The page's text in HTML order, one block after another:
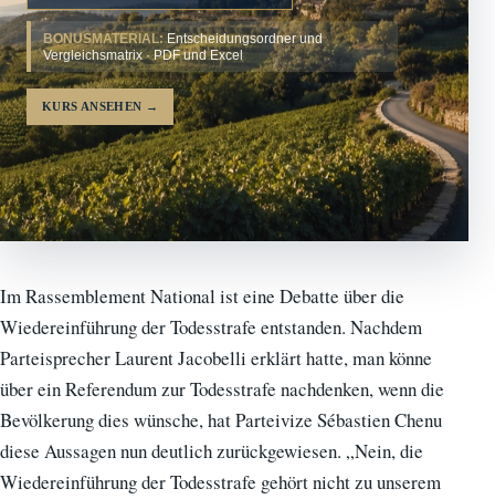
BONUSMATERIAL:Entscheidungsordner und
Vergleichsmatrix · PDF und Excel
KURS ANSEHEN →
Im Rassemblement National ist eine Debatte über die
Wiedereinführung der Todesstrafe entstanden. Nachdem
Parteisprecher Laurent Jacobelli erklärt hatte, man könne
über ein Referendum zur Todesstrafe nachdenken, wenn die
Bevölkerung dies wünsche, hat Parteivize Sébastien Chenu
diese Aussagen nun deutlich zurückgewiesen. „Nein, die
Wiedereinführung der Todesstrafe gehört nicht zu unserem